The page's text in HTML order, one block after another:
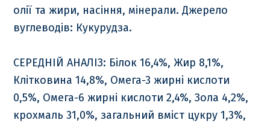
олії та жири, насіння, мінерали. Джерело
вуглеводів: Кукурудза.
СЕРЕДНІЙ АНАЛІЗ: Білок 16,4%, Жир 8,1%,
Клітковина 14,8%, Омега-3 жирні кислоти
0,5%, Омега-6 жирні кислоти 2,4%, Зола 4,2%,
крохмаль 31,0%, загальний вміст цукру 1,3%,